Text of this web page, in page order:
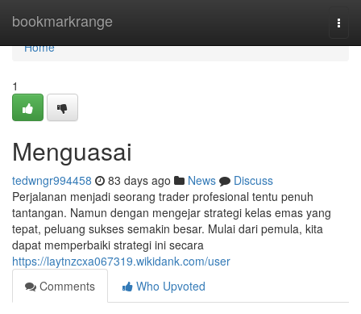
bookmarkrange
Home
Home
1
Menguasai
tedwngr994458 83 days ago News
Discuss
Perjalanan menjadi seorang trader profesional tentu penuh
tantangan. Namun dengan mengejar strategi kelas emas yang
tepat, peluang sukses semakin besar. Mulai dari pemula, kita
dapat memperbaiki strategi ini secara
https://laytnzcxa067319.wikidank.com/user
Comments
Who Upvoted